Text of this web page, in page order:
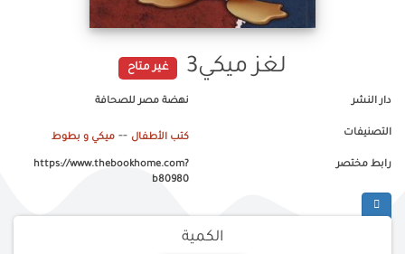
لغز ميكي3 غير متاح
دار النشر نهضة مصر للصحافة
التصنيفات كتب الأطفال -- ميكي و بطوط
رابط مختصر
https://www.thebookhome.com?
b80980
الكمية